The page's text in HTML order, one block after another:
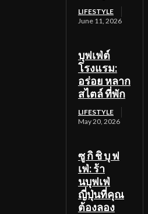
LIFESTYLE
June 11, 2026
บุฟเฟ่ต์
โรงแรม:
อร่อย หลาก
สไตล์ ที่พัก
LIFESTYLE
May 20, 2026
ซู กิ ชิ บุ ฟ
เฟ่: ร้า
นบุฟเฟ่
ญี่ปุ่นที่คุณ
ต้องลอง